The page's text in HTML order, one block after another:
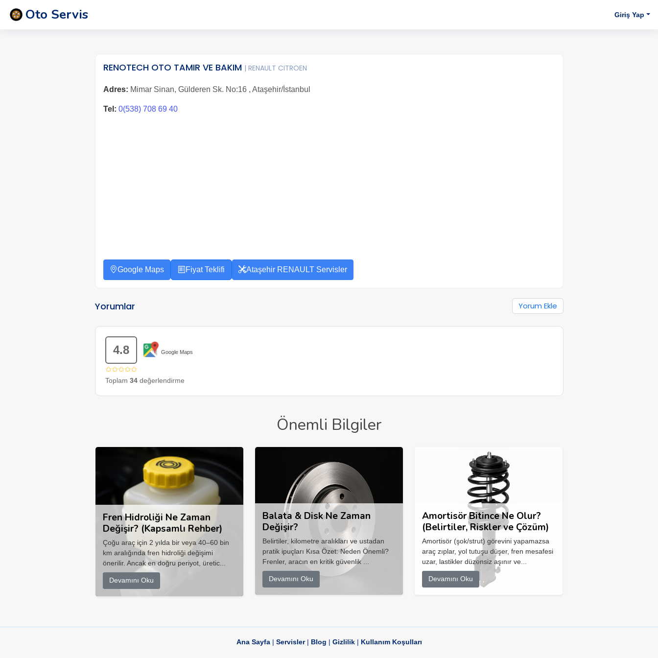
Oto Servis Giriş Yap
RENOTECH OTO TAMIR VE BAKIM | RENAULT CITROEN
Adres: Mimar Sinan, Gülderen Sk. No:16 , Ataşehir/İstanbul
Tel: 0(538) 708 69 40
Google Maps Fiyat Teklifi Ataşehir RENAULT Servisler
Yorumlar Yorum Ekle
4.8 Google Maps
✩✩✩✩✩
Toplam 34değerlendirme
Önemli Bilgiler
Fren Hidroliği Ne Zaman
Değişir? (Kapsamlı Rehber)
Çoğu araç için 2 yılda bir veya 40–60 bin
km aralığında fren hidroliği değişimi
önerilir. Ancak en doğru periyot, üretic...
Devamını Oku
Balata & Disk Ne Zaman
Değişir?
Belirtiler, kilometre aralıkları ve ustadan
pratik ipuçları Kısa Özet: Neden Önemli?
Frenler, aracın en kritik güvenlik ...
Devamını Oku
Amortisör Bitince Ne Olur?
(Belirtiler, Riskler ve Çözüm)
Amortisör (şok/strut) görevini yapamazsa
araç zıplar, yol tutuşu düşer, fren mesafesi
uzar, lastikler düzensiz aşınır ve...
Devamını Oku
Ana Sayfa| Servisler| Blog | Gizlilik| Kullanım Koşulları